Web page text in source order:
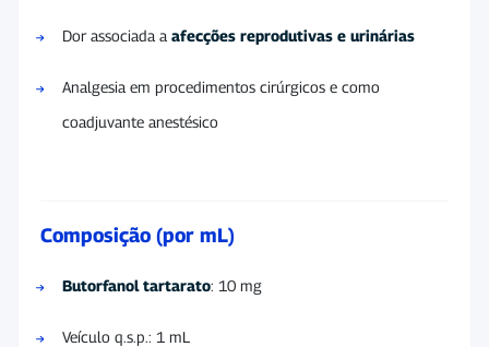
Dor associada a afecções reprodutivas e urinárias
Analgesia em procedimentos cirúrgicos e como
coadjuvante anestésico
Composição (por mL)
Butorfanol tartarato: 10 mg
Veículo q.s.p.: 1 mL